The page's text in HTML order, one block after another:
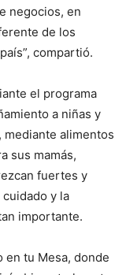
negocios, en
de los
compartió.
el programa
a niñas y
alimentos
sus mamás,
fuertes y
y la
importante.
en tu Mesa, donde